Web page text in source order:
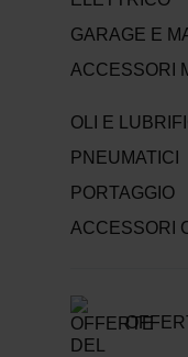
GARAGE E
ACCESSORI
OLI E
PNEUMATICI
PORTAGGIO
ACCESSORI